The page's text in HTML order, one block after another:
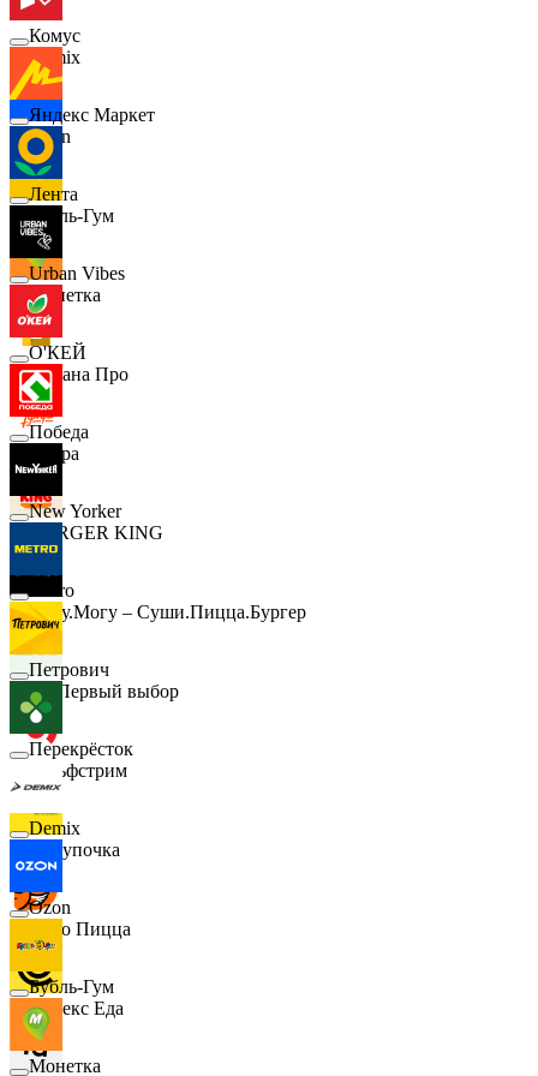
Demix
Ozon
Бубль-Гум
Монетка
Лемана Про
7 утра
BURGER KING
Хочу.Могу – Суши.Пицца.Бургер
B1 Первый выбор
Гольфстрим
Покупочка
Додо Пицца
Яндекс Еда
Комус
Яндекс Маркет
Лента
Urban Vibes
О'КЕЙ
Победа
New Yorker
Metro
Петрович
Перекрёсток
Demix
Ozon
Бубль-Гум
Монетка